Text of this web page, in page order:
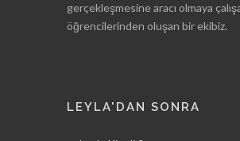
gerçekleşmesine aracı olmaya
öğrencilerinden oluşan bir ekibiz.
LEYLA'DAN SONRA